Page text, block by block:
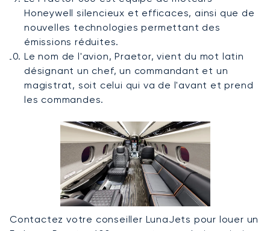
Honeywell silencieux et efficaces, ainsi que de
nouvelles technologies permettant des
émissions réduites.
Le nom de l'avion, Praetor, vient du mot latin
désignant un chef, un commandant et un
magistrat, soit celui qui va de l'avant et prend
les commandes.
Contactez votre conseiller LunaJets pour louer un